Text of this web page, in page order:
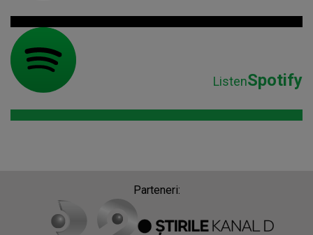
ListenSpotify
Parteneri: